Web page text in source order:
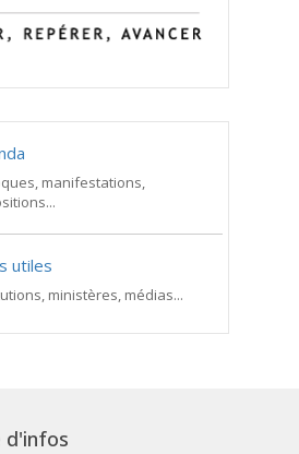
manifestations,
utiles
ministères, médias...
d'infos